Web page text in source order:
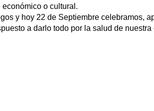
o cultural.
y hoy 22 de Septiembre celebramos,
a darlo todo por la salud de